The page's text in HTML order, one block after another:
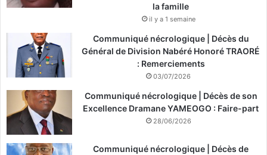
la famille
il y a 1 semaine
Communiqué nécrologique | Décès du
Général de Division Nabéré Honoré TRAORÉ
: Remerciements
03/07/2026
Communiqué nécrologique | Décès de son
Excellence Dramane YAMEOGO : Faire-part
28/06/2026
Communiqué nécrologique | Décès de